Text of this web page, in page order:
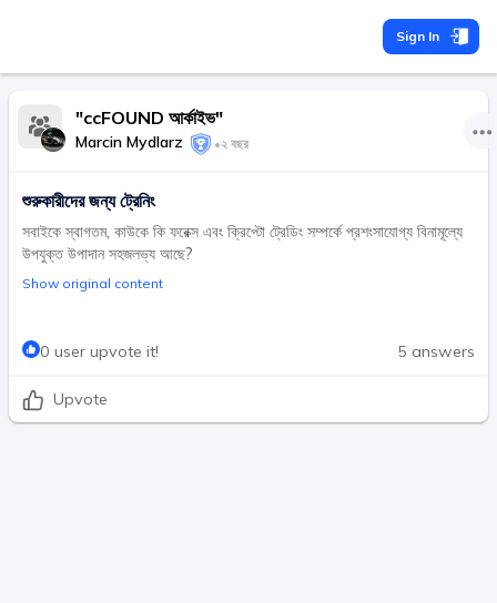
Sign In
"ccFOUND আর্কাইভ"
Marcin Mydlarz •২ বছর
শুরুকারীদের জন্য ট্রেনিং
সবাইকে স্বাগতম, কাউকে কি ফরেক্স এবং ক্রিপ্টো ট্রেডিং সম্পর্কে প্রশংসাযোগ্য বিনামূল্যে
উপযুক্ত উপাদান সহজলভ্য আছে?
Show original content
0 user upvote it! 5 answers
Upvote